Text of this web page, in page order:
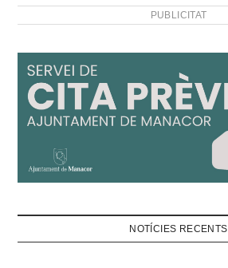
PUBLICITAT
NOTÍCIES RECENTS